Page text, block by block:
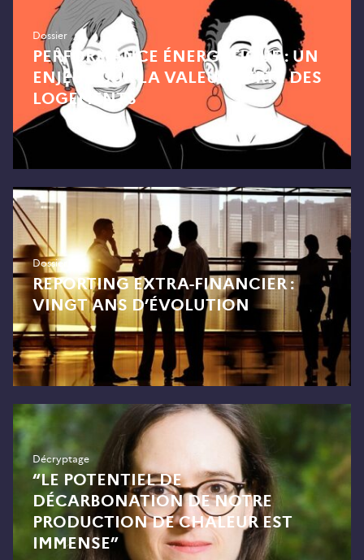
Dossier
PERFORMANCE ÉNERGÉTIQUE : UN
ENJEU POUR LA VALEUR VERTE DES
LOGEMENTS
Dossier
REPORTING EXTRA-FINANCIER :
VINGT ANS D’ÉVOLUTION
Décryptage
“LE POTENTIEL DE
DÉCARBONATION DE NOTRE
PRODUCTION DE CHALEUR EST
IMMENSE”